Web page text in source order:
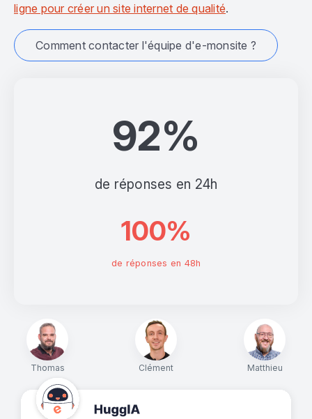
Thomas Clément Matthieu
92%
de réponses en 24h
100%
de réponses en 48h
ligne pour créer un site internet de qualité.
Comment contacter l'équipe d'e-monsite ?